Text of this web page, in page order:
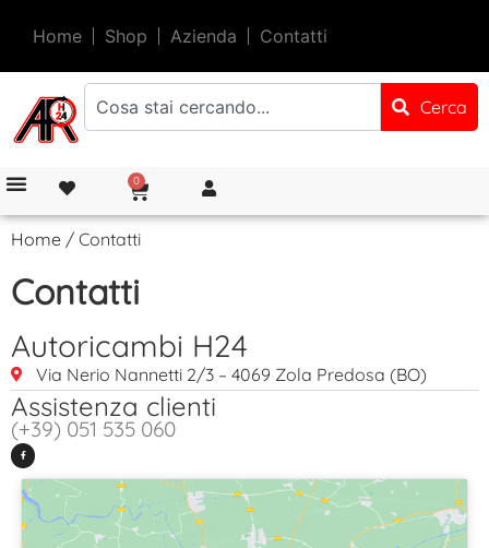
Home Shop Azienda Contatti
Cerca
0
Home / Contatti
Contatti
Autoricambi H24
Via Nerio Nannetti 2/3 – 4069 Zola Predosa (BO)
Assistenza clienti
(+39) 051 535 060